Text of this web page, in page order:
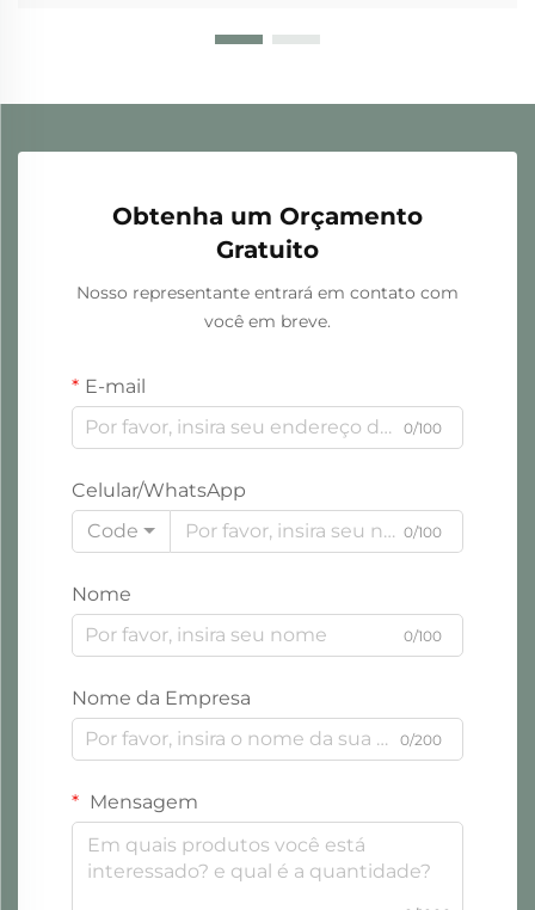
Obtenha um Orçamento
Gratuito
Nosso representante entrará em contato com
você em breve.
E-mail
0/100
Celular/WhatsApp
Code
0/100
Nome
0/100
Nome da Empresa
0/200
Mensagem